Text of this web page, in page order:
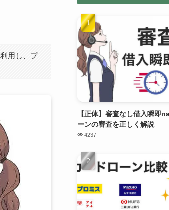
用し、プ
【正体】審査なし借入瞬即
ーンの審査を正しく解説
4237